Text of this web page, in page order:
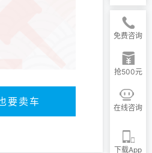
要卖车
免费咨询
抢500元
在线咨询
下载App